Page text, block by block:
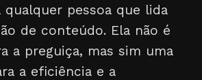
qualquer pessoa que lida
de conteúdo. Ela não é
a preguiça, mas sim uma
a eficiência e a